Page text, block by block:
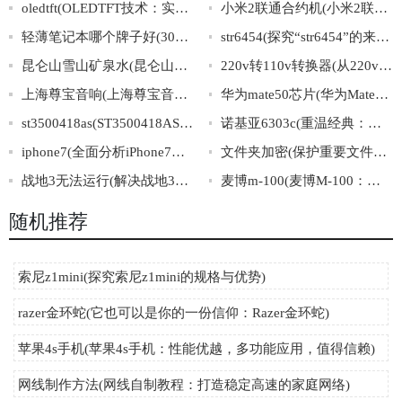
oledtft(OLEDTFT技术：实现极致画质的新一代显示屏)
小米2联通合约机(小米2联通合约机：专为流量用户打造的极速畅享套餐)
轻薄笔记本哪个牌子好(30秒告诉你最值得购买的轻薄笔记本品牌)
str6454(探究“str6454”的来历及其含义：从未听说的神秘字符背后的故事)
昆仑山雪山矿泉水(昆仑山雪山矿泉水：天然雪水源，一滴纯净，健康滋养您的生活。)
220v转110v转换器(从220v到110v，使用转换器让电力更安全稳定)
上海尊宝音响(上海尊宝音响：打造专业高品质音响！)
华为mate50芯片(华为Mate50芯片曝光：全新升级惊艳亮相！)
st3500418as(ST3500418AS硬盘规格及购买指南)
诺基亚6303c(重温经典：诺基亚6303c再现传奇)
iphone7(全面分析iPhone7，了解其功能与特色)
文件夹加密(保护重要文件，轻松加密文件夹)
战地3无法运行(解决战地3无法启动问题的有效方法)
麦博m-100(麦博M-100：领跑无线耳机市场的新冠军)
随机推荐
索尼z1mini(探究索尼z1mini的规格与优势)
razer金环蛇(它也可以是你的一份信仰：Razer金环蛇)
苹果4s手机(苹果4s手机：性能优越，多功能应用，值得信赖)
网线制作方法(网线自制教程：打造稳定高速的家庭网络)